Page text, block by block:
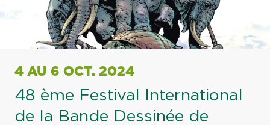
4 AU 6 OCT. 2024
48 ème Festival International
de la Bande Dessinée de